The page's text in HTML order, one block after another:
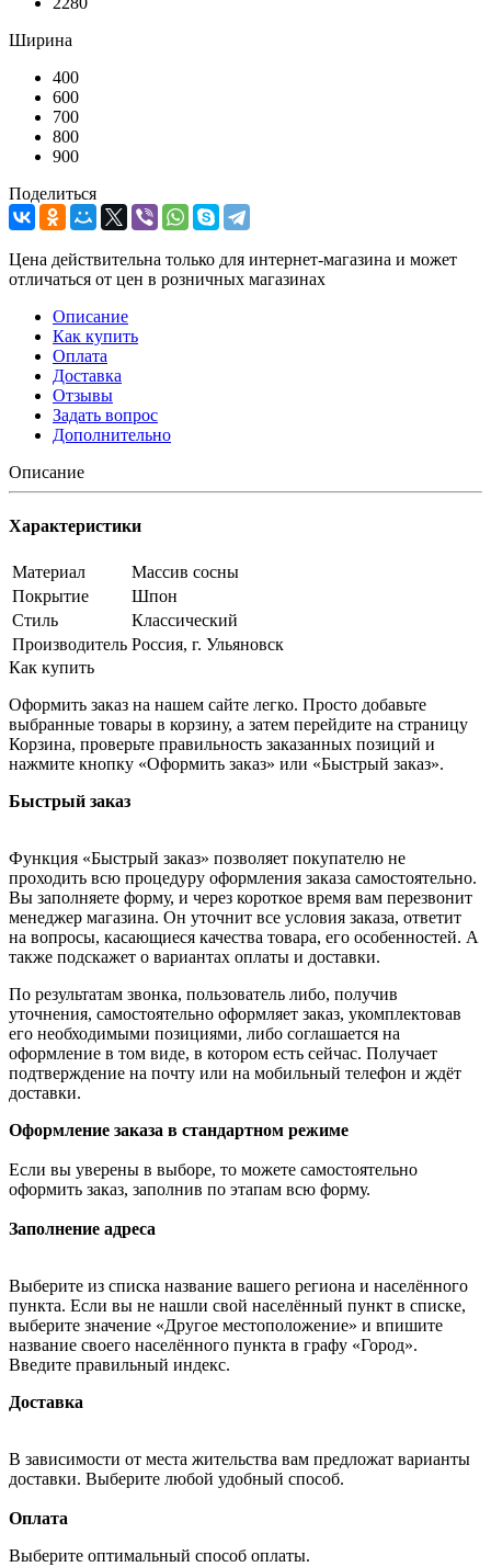
Ширина
400
600
700
800
900
Поделиться
Цена действительна только для интернет-магазина и может
отличаться от цен в розничных магазинах
Описание
Как купить
Оплата
Доставка
Отзывы
Задать вопрос
Дополнительно
Описание
Характеристики
Материал
Массив сосны
Покрытие
Шпон
Стиль
Классический
Производитель Россия, г. Ульяновск
Как купить
Оформить заказ на нашем сайте легко. Просто добавьте
выбранные товары в корзину, а затем перейдите на страницу
Корзина, проверьте правильность заказанных позиций и
нажмите кнопку «Оформить заказ» или «Быстрый заказ».
Быстрый заказ
Функция «Быстрый заказ» позволяет покупателю не
проходить всю процедуру оформления заказа самостоятельно.
Вы заполняете форму, и через короткое время вам перезвонит
менеджер магазина. Он уточнит все условия заказа, ответит
на вопросы, касающиеся качества товара, его особенностей. А
также подскажет о вариантах оплаты и доставки.
По результатам звонка, пользователь либо, получив
уточнения, самостоятельно оформляет заказ, укомплектовав
его необходимыми позициями, либо соглашается на
оформление в том виде, в котором есть сейчас. Получает
подтверждение на почту или на мобильный телефон и ждёт
доставки.
Оформление заказа в стандартном режиме
Если вы уверены в выборе, то можете самостоятельно
оформить заказ, заполнив по этапам всю форму.
Заполнение адреса
Выберите из списка название вашего региона и населённого
пункта. Если вы не нашли свой населённый пункт в списке,
выберите значение «Другое местоположение» и впишите
название своего населённого пункта в графу «Город».
Введите правильный индекс.
Доставка
В зависимости от места жительства вам предложат варианты
доставки. Выберите любой удобный способ.
Оплата
Выберите оптимальный способ оплаты.